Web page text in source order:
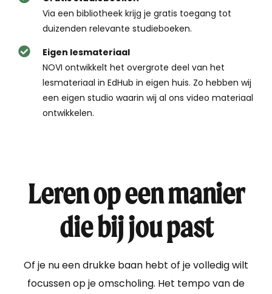
Via een bibliotheek krijg je gratis toegang tot
duizenden relevante studieboeken.
Eigen lesmateriaal
NOVI ontwikkelt het overgrote deel van het
lesmateriaal in EdHub in eigen huis. Zo hebben wij
een eigen studio waarin wij al ons video materiaal
ontwikkelen.
Leren op een manier
die bij jou past
Of je nu een drukke baan hebt of je volledig wilt
focussen op je omscholing. Het tempo van de